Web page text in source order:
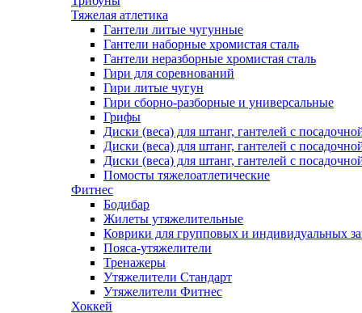
Тяжелая атлетика
Гантели литые чугунные
Гантели наборные хромистая сталь
Гантели неразборные хромистая сталь
Гири для соревнований
Гири литые чугун
Гири сборно-разборные и универсальные
Грифы
Диски (веса) для штанг, гантелей с
Диски (веса) для штанг, гантелей с
Диски (веса) для штанг, гантелей с
Помосты тяжелоатлетические
Фитнес
Бодибар
Жилеты утяжелительные
Коврики для групповых и индивидуальных
Пояса-утяжелители
Тренажеры
Утяжелители Стандарт
Утяжелители Фитнес
Хоккей